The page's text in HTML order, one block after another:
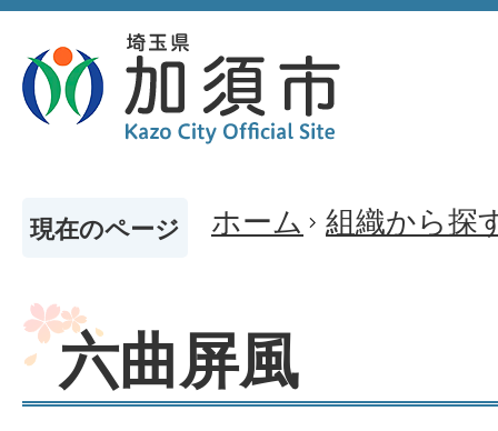
現在のページ ホーム 組織から探
六曲屏風